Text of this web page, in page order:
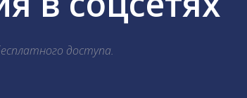
доступа.